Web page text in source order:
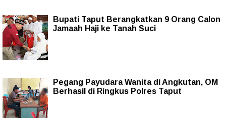
Bupati Taput Berangkatkan 9 Orang Calon
Jamaah Haji ke Tanah Suci
Pegang Payudara Wanita di Angkutan, OM
Berhasil di Ringkus Polres Taput